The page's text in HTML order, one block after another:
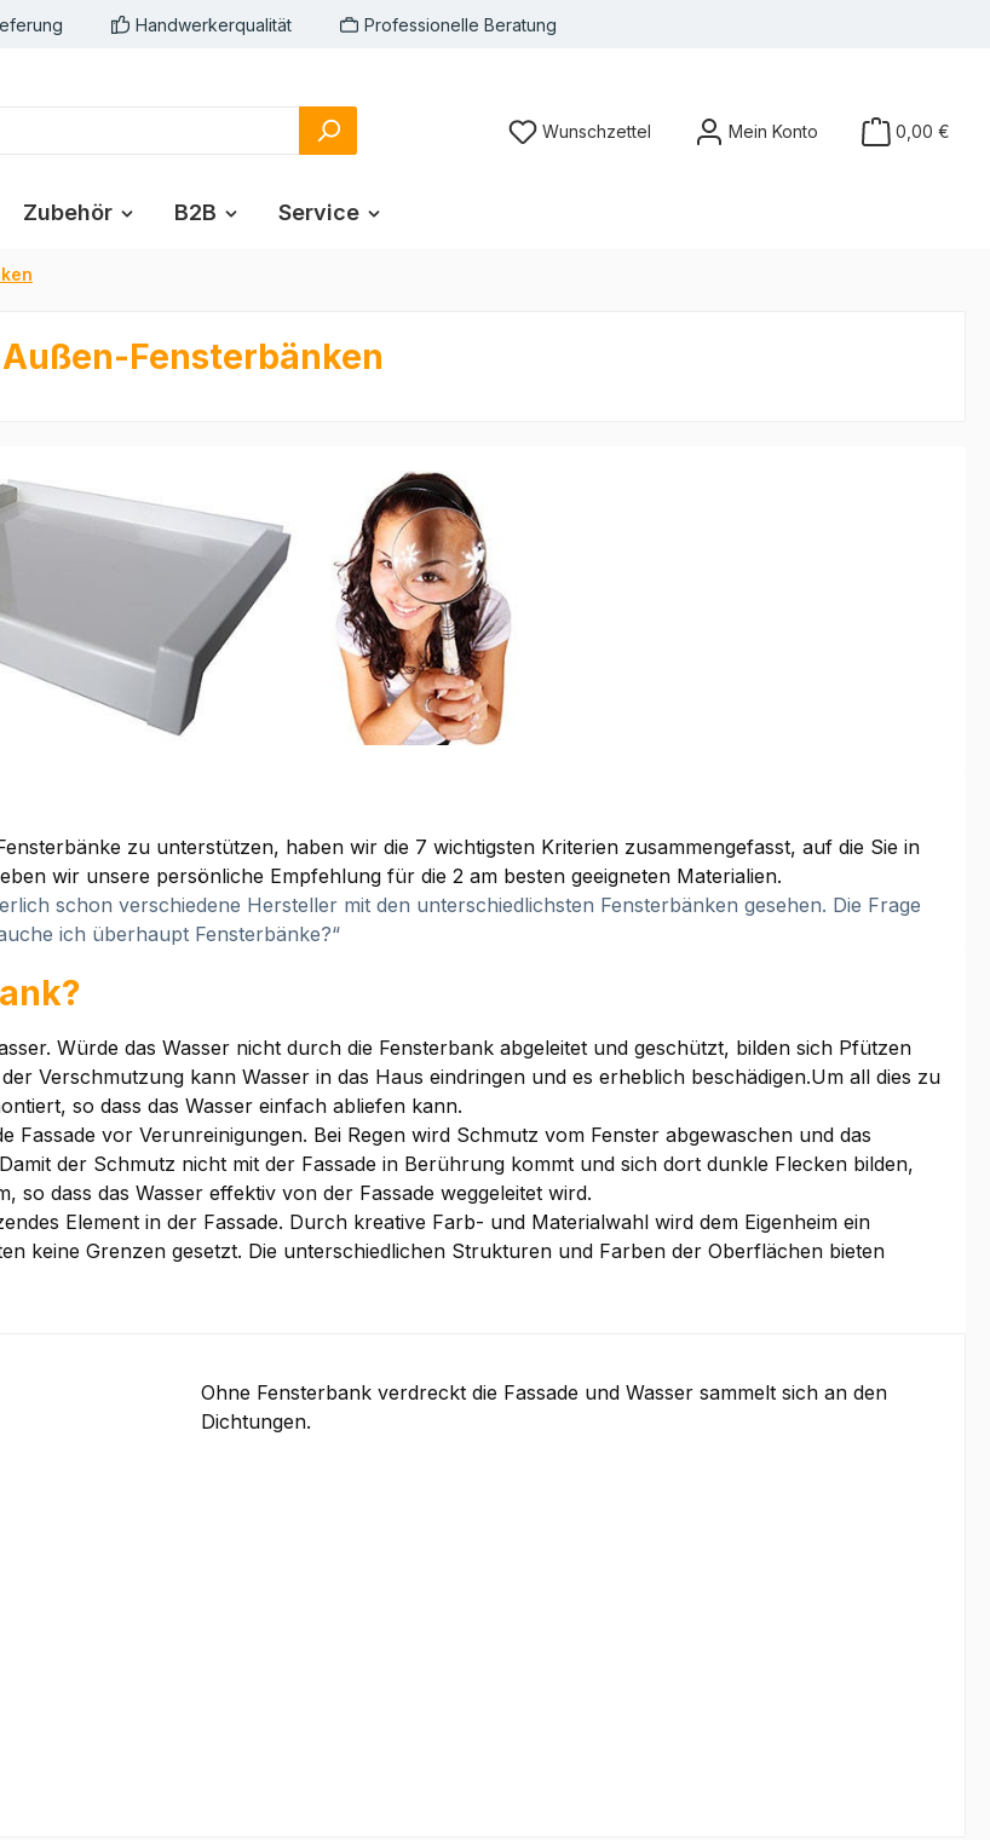
Handwerkerqualität Professionelle Beratung
Wunschzettel Mein Konto 0,00 €
Zubehör B2B Service
Fensterbänken
zu unterstützen, haben wir die 7 wichtigsten Kriterien zusammengefasst, auf die Sie in
wir unsere persönliche Empfehlung für die 2 am besten geeigneten Materialien.
schon verschiedene Hersteller mit den unterschiedlichsten Fensterbänken gesehen. Die Frage
ich überhaupt Fensterbänke?“
Würde das Wasser nicht durch die Fensterbank abgeleitet und geschützt, bilden sich Pfützen
Verschmutzung kann Wasser in das Haus eindringen und es erheblich beschädigen.Um all dies zu
so dass das Wasser einfach abliefen kann.
Fassade vor Verunreinigungen. Bei Regen wird Schmutz vom Fenster abgewaschen und das
der Schmutz nicht mit der Fassade in Berührung kommt und sich dort dunkle Flecken bilden,
dass das Wasser effektiv von der Fassade weggeleitet wird.
Element in der Fassade. Durch kreative Farb- und Materialwahl wird dem Eigenheim ein
keine Grenzen gesetzt. Die unterschiedlichen Strukturen und Farben der Oberflächen bieten
Ohne Fensterbank verdreckt die Fassade und Wasser sammelt sich an den
Dichtungen.